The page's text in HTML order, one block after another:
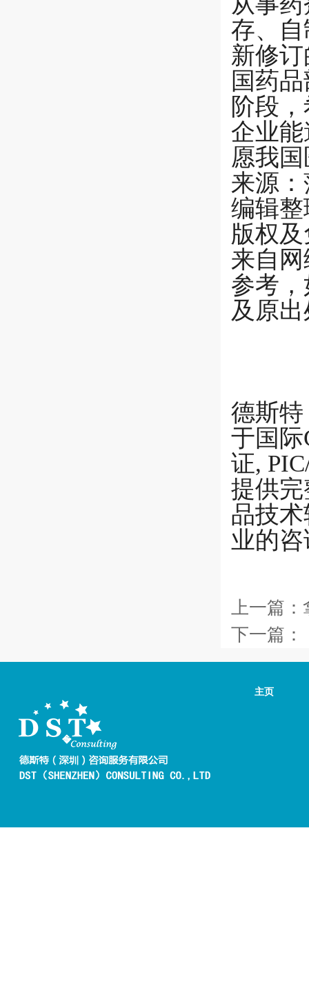
存、
新修
国药
阶段
企业
愿我
来源
编辑
版权
来自
参考
及原
德斯
于国际
证,
提供
品技
业的
上一篇：
下一篇：
主页